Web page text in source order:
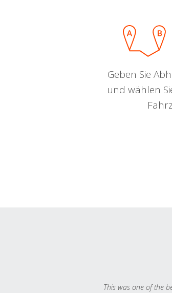
Geben Sie
und wählen
This was one of the